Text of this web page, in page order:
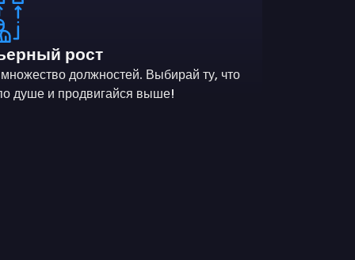
рост
должностей. Выбирай ту, что
душе и продвигайся выше!